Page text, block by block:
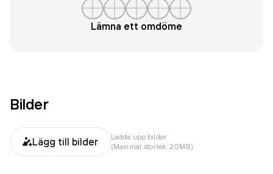
Lämna ett omdöme
Bilder
Lägg till bilder
Ladda upp bilder
(Maximal storlek: 20MB)